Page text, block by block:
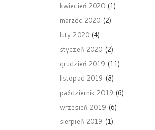
kwiecień 2020 (1)
marzec 2020 (2)
luty 2020 (4)
styczeń 2020 (2)
grudzień 2019 (11)
listopad 2019 (8)
październik 2019 (6)
wrzesień 2019 (6)
sierpień 2019 (1)